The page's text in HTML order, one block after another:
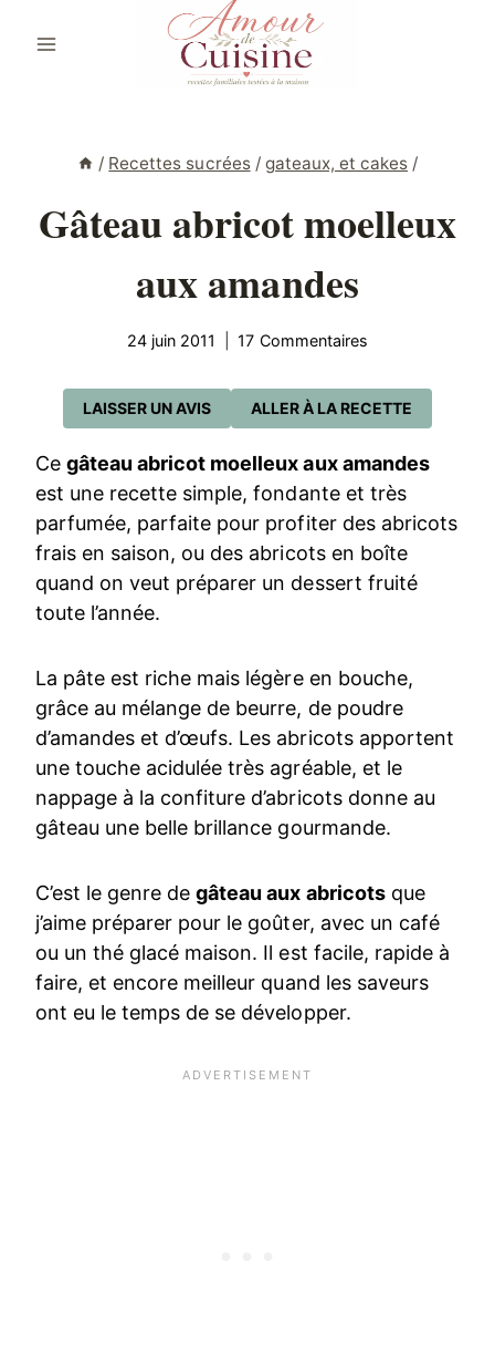
/ Recettes sucrées / gateaux, et cakes /
Gâteau abricot moelleux
aux amandes
24 juin 2011 17 Commentaires
ALLER À LA RECETTE
LAISSER UN AVIS
Cegâteau abricot moelleux aux amandes
est une recette simple, fondante et très
parfumée, parfaite pour profiter des abricots
frais en saison, ou des abricots en boîte
quand on veut préparer un dessert fruité
toute l’année.
La pâte est riche mais légère en bouche,
grâce au mélange de beurre, de poudre
d’amandes et d’œufs. Les abricots apportent
une touche acidulée très agréable, et le
nappage à la confiture d’abricots donne au
gâteau une belle brillance gourmande.
C’est le genre degâteau aux abricotsque
j’aime préparer pour le goûter, avec un café
ou un thé glacé maison. Il est facile, rapide à
faire, et encore meilleur quand les saveurs
ont eu le temps de se développer.